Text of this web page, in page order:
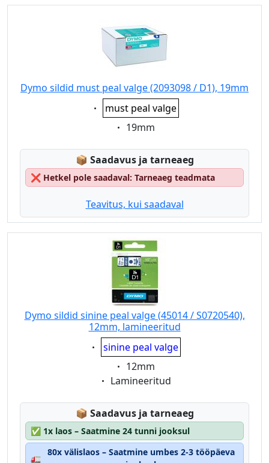
Dymo sildid must peal valge (2093098 / D1), 19mm
Eigenschaft:
must peal valge
Eigenschaft:
19mm
📦 Lagerstatus:
Saadavus ja tarneaeg
❌ Hetkel pole saadaval: Tarneaeg teadmata
Teavitus, kui saadaval
Dymo sildid sinine peal valge (45014 / S0720540),
12mm, lamineeritud
Eigenschaft:
sinine peal valge
Eigenschaft:
12mm
Eigenschaft:
Lamineeritud
📦 Lagerstatus:
Saadavus ja tarneaeg
✅ 1x laos – Saatmine 24 tunni jooksul
🚛
80x välislaos – Saatmine umbes 2-3 tööpäeva